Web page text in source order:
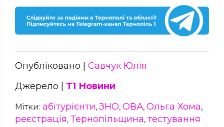
Опубліковано | Савчук Юлія
Джерело | Т1 Новини
Мітки: абітурієнти, ЗНО, ОВА, Ольга Хома,
реєстрація, Тернопільщина, тестування